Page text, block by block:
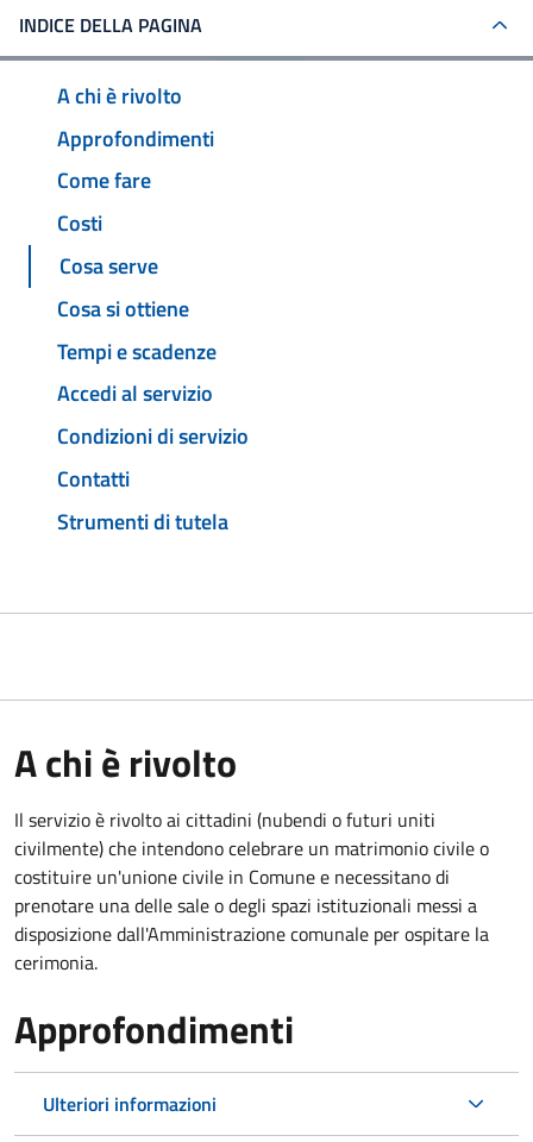
INDICE DELLA PAGINA
A chi è rivolto
Approfondimenti
Come fare
Costi
Cosa serve
Cosa si ottiene
Tempi e scadenze
Accedi al servizio
Condizioni di servizio
Contatti
Strumenti di tutela
A chi è rivolto
Il servizio è rivolto ai cittadini (nubendi o futuri uniti
civilmente) che intendono celebrare un matrimonio civile o
costituire un'unione civile in Comune e necessitano di
prenotare una delle sale o degli spazi istituzionali messi a
disposizione dall'Amministrazione comunale per ospitare la
cerimonia.
Approfondimenti
Ulteriori informazioni